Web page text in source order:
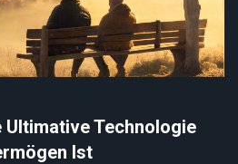
Ultimative Technologie
Ist